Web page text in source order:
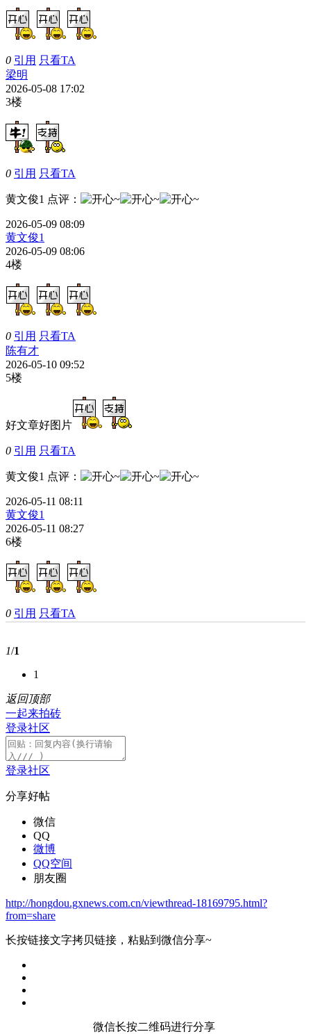
0 引用 只看TA
梁明
2026-05-08 17:02
3楼
0 引用 只看TA
黄文俊1 点评 ：
2026-05-09 08:09
黄文俊1
2026-05-09 08:06
4楼
0 引用 只看TA
陈有才
2026-05-10 09:52
5楼
好文章好图片
0 引用 只看TA
黄文俊1 点评 ：
2026-05-11 08:11
黄文俊1
2026-05-11 08:27
6楼
0 引用 只看TA
1/1
1
返回顶部
一起来拍砖
登录社区
登录社区
分享好帖
微信
QQ
微博
QQ空间
朋友圈
http://hongdou.gxnews.com.cn/viewthread-18169795.html?
from=share
长按链接文字拷贝链接，粘贴到微信分享~
微信长按二维码进行分享